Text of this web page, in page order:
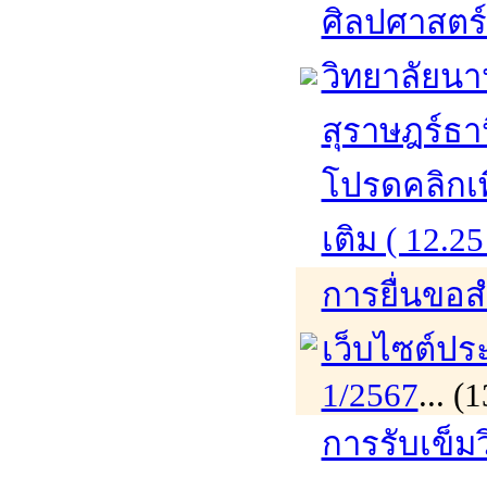
ศิลปศาสต
วิทยาลัยน
สุราษฎร์ธ
โปรดคลิก
เติม (
การยื่นขอ
เว็บไซต์ป
1/2567...
การรับเข็